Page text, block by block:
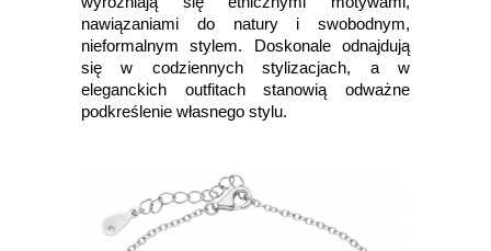
nawiązaniami do natury i swobodnym,
nieformalnym stylem. Doskonale odnajdują
się w codziennych stylizacjach, a w
eleganckich outfitach stanowią odważne
podkreślenie własnego stylu.